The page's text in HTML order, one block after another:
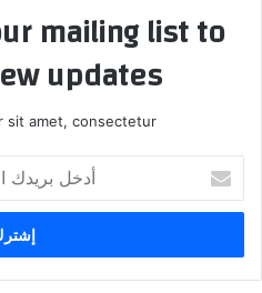
mailing list to
updates!
sit amet, consectetur.
خ
ب
ر